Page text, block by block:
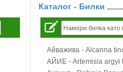
Каталог - Билки
Айважива - Alcanna
АЙИЕ - Artemisia argyi